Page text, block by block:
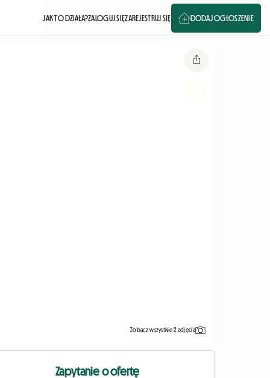
JAK TO DZIAŁA?ZALOGUJ SIĘZAREJESTRUJ SIĘ DODAJ OGŁOSZENIE
Zobacz wszystkie 2 zdjęcia
Zapytanie o ofertę